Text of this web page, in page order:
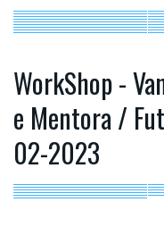
WorkShop -
e Mentora /
02-2023